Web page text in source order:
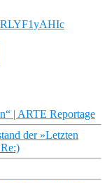
| ARTE Reportage
der »Letzten